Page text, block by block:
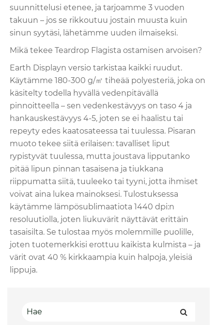
suunnittelusi etenee, ja tarjoamme 3 vuoden
takuun – jos se rikkoutuu jostain muusta kuin
sinun syytäsi, lähetämme uuden ilmaiseksi.
Mikä tekee Teardrop Flagista ostamisen arvoisen?
Earth Displayn versio tarkistaa kaikki ruudut.
Käytämme 180-300 g/㎡ tiheää polyesteriä, joka on
käsitelty todella hyvällä vedenpitävällä
pinnoitteella – sen vedenkestävyys on taso 4 ja
hankauskestävyys 4-5, joten se ei haalistu tai
repeyty edes kaatosateessa tai tuulessa. Pisaran
muoto tekee siitä erilaisen: tavalliset liput
rypistyvät tuulessa, mutta joustava lipputanko
pitää lipun pinnan tasaisena ja tiukkana
riippumatta siitä, tuuleeko tai tyyni, jotta ihmiset
voivat aina lukea mainoksesi. Tulostuksessa
käytämme lämpösublimaatiota 1440 dpi:n
resoluutiolla, joten liukuvärit näyttävät erittäin
tasaisilta. Se tulostaa myös molemmille puolille,
joten tuotemerkkisi erottuu kaikista kulmista – ja
värit ovat 40 % kirkkaampia kuin halpoja, yleisiä
lippuja.